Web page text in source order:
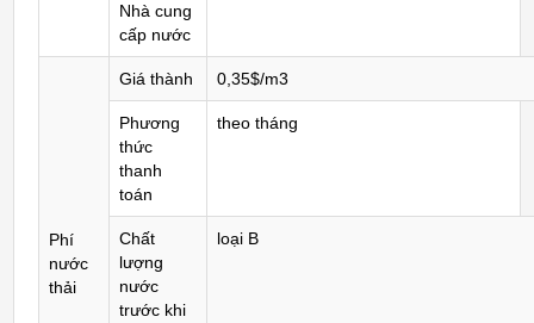
Nhà cung
cấp nước
Phí
nước
thải
Giá thành 0,35$/m3
Phương
thức
thanh
toán
theo tháng
Chất
lượng
nước
trước khi
loại B